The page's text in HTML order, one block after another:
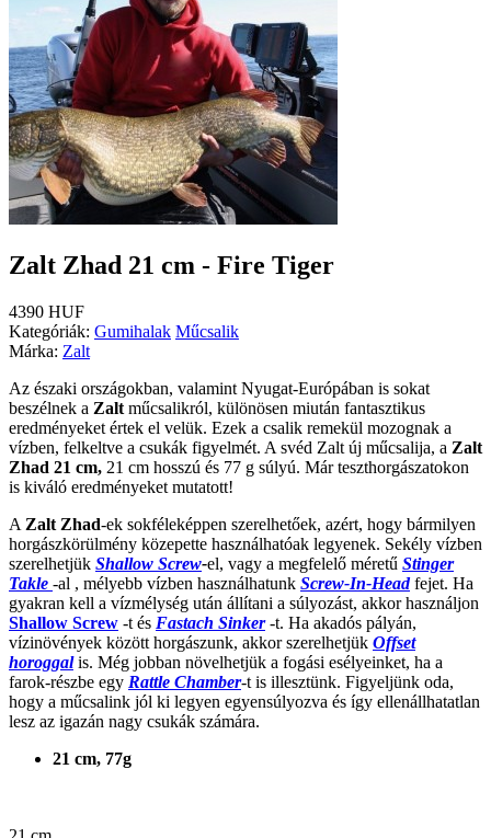
Zalt Zhad 21 cm - Fire Tiger
4390 HUF
Kategóriák: Gumihalak Műcsalik
Márka: Zalt
Az északi országokban, valamint Nyugat-Európában is sokat
beszélnek a Zalt műcsalikról, különösen miután fantasztikus
eredményeket értek el velük. Ezek a csalik remekül mozognak a
vízben, felkeltve a csukák figyelmét. A svéd Zalt új műcsalija, a Zalt
Zhad 21 cm, 21 cm hosszú és 77 g súlyú. Már teszthorgászatokon
is kiváló eredményeket mutatott!
A Zalt Zhad-ek sokféleképpen szerelhetőek, azért, hogy bármilyen
horgászkörülmény közepette használhatóak legyenek. Sekély vízben
szerelhetjük Shallow Screw-el, vagy a megfelelő méretű Stinger
Takle -al , mélyebb vízben használhatunk Screw-In-Headfejet. Ha
gyakran kell a vízmélység után állítani a súlyozást, akkor használjon
Shallow Screw -t és Fastach Sinker-t. Ha akadós pályán,
vízinövények között horgászunk, akkor szerelhetjük Offset
horoggalis. Még jobban növelhetjük a fogási esélyeinket, ha a
farok-részbe egy Rattle Chamber-t is illesztünk. Figyeljünk oda,
hogy a műcsalink jól ki legyen egyensúlyozva és így ellenállhatatlan
lesz az igazán nagy csukák számára.
21 cm, 77g